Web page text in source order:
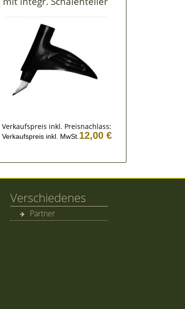
Verkaufspreis inkl. Preisnachlass:
Verkaufspreis inkl. MwSt. 12,00 €
Verschiedenes
Partner